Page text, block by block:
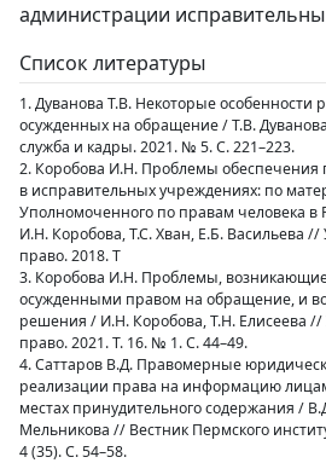
администрации
Список литературы
1. Дуванова Т.В. Некоторые особенности
осужденных на обращение / Т.В.
служба и кадры. 2021. № 5. С. 221–223.
2. Коробова И.Н. Проблемы обеспечения
в исправительных учреждениях: по
Уполномоченного по правам человека в
И.Н. Коробова, Т.С. Хван, Е.Б. Васильева
право. 2018. Т
3. Коробова И.Н. Проблемы,
осужденными правом на обращение, и
решения / И.Н. Коробова, Т.Н. Елисеева
право. 2021. Т. 16. № 1. С. 44–49.
4. Саттаров В.Д. Правомерные
реализации права на информацию
местах принудительного содержания /
Мельникова // Вестник Пермского
4 (35). С. 54–58.